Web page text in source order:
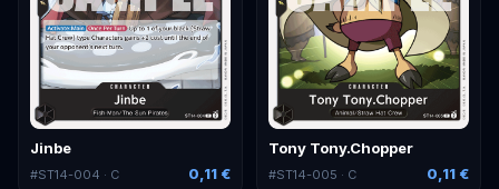
Jinbe
#ST14-004 · C 0,11 €
Tony Tony.Chopper
#ST14-005 · C 0,11 €